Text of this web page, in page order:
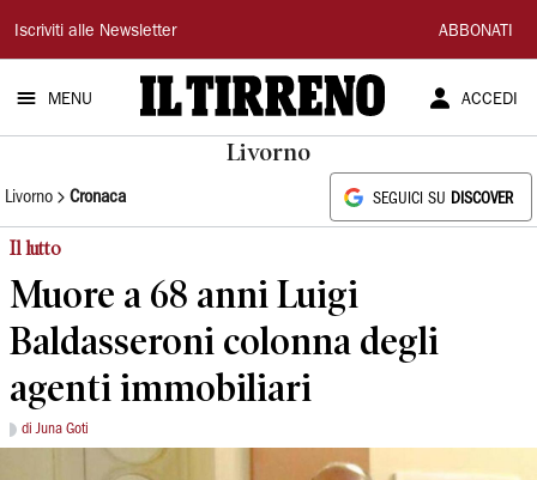
Il
Tirreno
Iscriviti alle Newsletter ABBONATI
MENU ACCEDI
Livorno
Livorno Cronaca SEGUICI SU DISCOVER
Il lutto
Muore a 68 anni Luigi
Baldasseroni colonna degli
agenti immobiliari
di Juna Goti